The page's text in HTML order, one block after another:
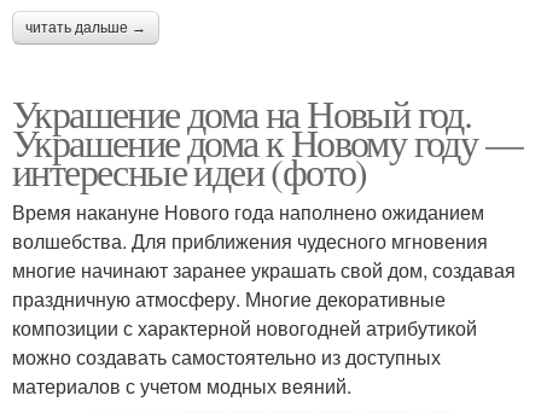
читать дальше →
Украшение дома на Новый год.
Украшение дома к Новому году —
интересные идеи (фото)
Время накануне Нового года наполнено ожиданием
волшебства. Для приближения чудесного мгновения
многие начинают заранее украшать свой дом, создавая
праздничную атмосферу. Многие декоративные
композиции с характерной новогодней атрибутикой
можно создавать самостоятельно из доступных
материалов с учетом модных веяний.